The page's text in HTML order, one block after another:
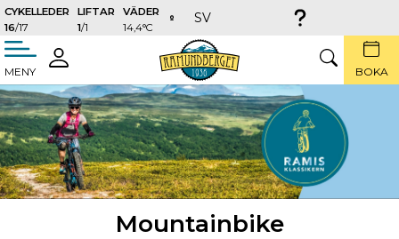
CYKELLEDER
16/17
LIFTAR
1/1
VÄDER
14,4°C
SV
MENY
LOGGA
IN
SÖK BOKA
Mountainbike